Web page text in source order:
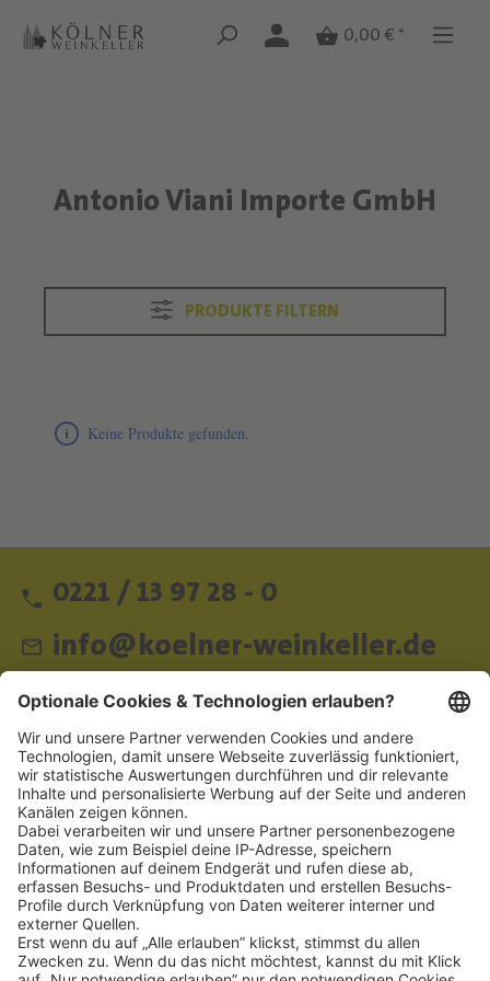
Zum Hauptinhalt springen
Zum Hauptinhalt springen
0,00 € *
Text überspringen
Antonio Viani Importe GmbH
PRODUKTE FILTERN
Keine Produkte gefunden.
0221 / 13 97 28 - 0
info@koelner-weinkeller.de
Schnellzugriff
ZAHLUNGSMETHODEN
SOCIAL
NEWSLETTER